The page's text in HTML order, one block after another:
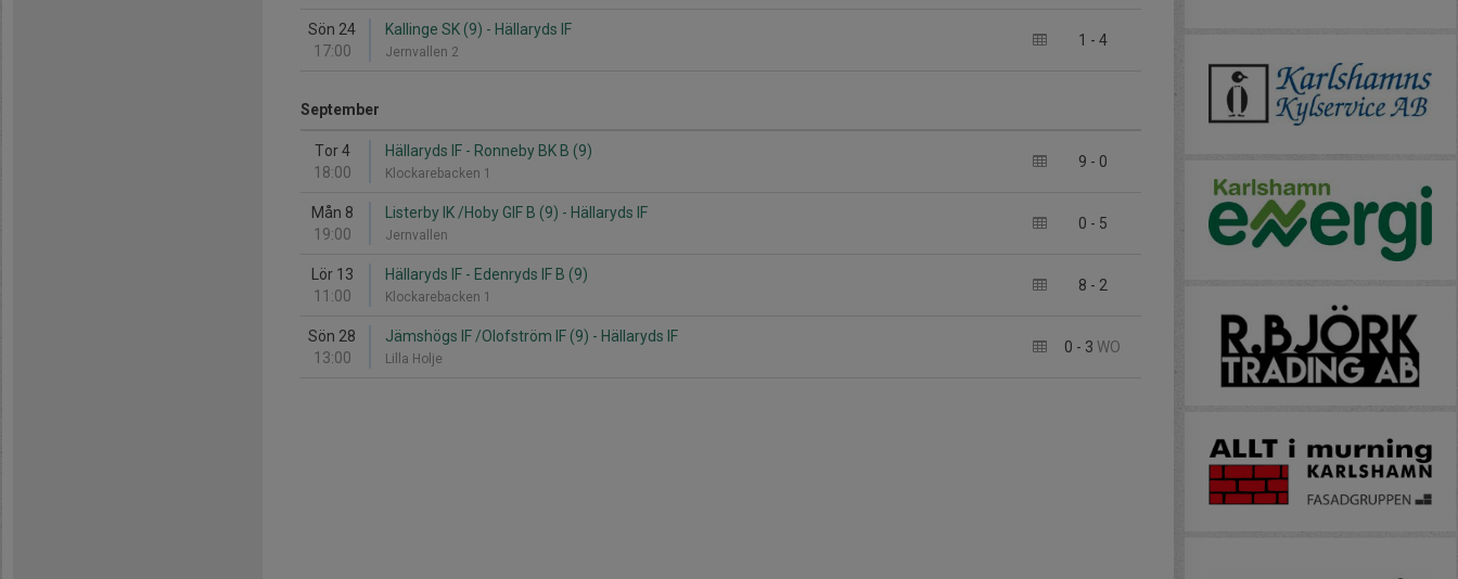
Sön 24
17:00
1 - 4
Kallinge SK (9) - Hällaryds IF
Jernvallen 2
September
Tor 4
18:00
9 - 0
Hällaryds IF - Ronneby BK B (9)
Klockarebacken 1
Mån 8
19:00
0 - 5
Listerby IK /Hoby GIF B (9) - Hällaryds IF
Jernvallen
Lör 13
11:00
8 - 2
Hällaryds IF - Edenryds IF B (9)
Klockarebacken 1
Sön 28
13:00
0 - 3 WO
Jämshögs IF /Olofström IF (9) - Hällaryds IF
Lilla Holje